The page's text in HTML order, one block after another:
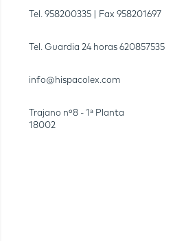
Tel. 958200335 | Fax 958201697
Tel. Guardia 24 horas 620857535
info@hispacolex.com
Trajano nº8 - 1ª Planta
18002